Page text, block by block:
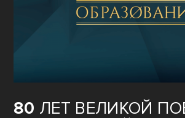
80 ЛЕТ ВЕЛИКОЙ